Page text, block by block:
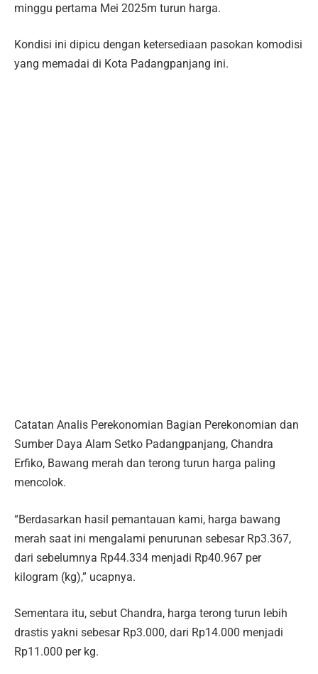
minggu pertama Mei 2025m turun harga.
Kondisi ini dipicu dengan ketersediaan pasokan komodisi
yang memadai di Kota Padangpanjang ini.
Catatan Analis Perekonomian Bagian Perekonomian dan
Sumber Daya Alam Setko Padangpanjang, Chandra
Erfiko, Bawang merah dan terong turun harga paling
mencolok.
“Berdasarkan hasil pemantauan kami, harga bawang
merah saat ini mengalami penurunan sebesar Rp3.367,
dari sebelumnya Rp44.334 menjadi Rp40.967 per
kilogram (kg),” ucapnya.
Sementara itu, sebut Chandra, harga terong turun lebih
drastis yakni sebesar Rp3.000, dari Rp14.000 menjadi
Rp11.000 per kg.